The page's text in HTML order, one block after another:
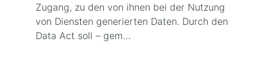
Zugang, zu den von ihnen bei der Nutzung
von Diensten generierten Daten. Durch den
Data Act soll – gem…